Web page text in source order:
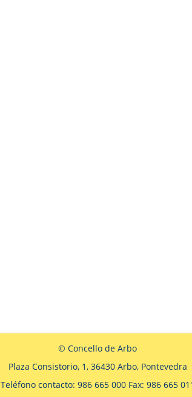
© Concello de Arbo
Plaza Consistorio, 1, 36430 Arbo, Pontevedra
Teléfono contacto: 986 665 000 Fax: 986 665